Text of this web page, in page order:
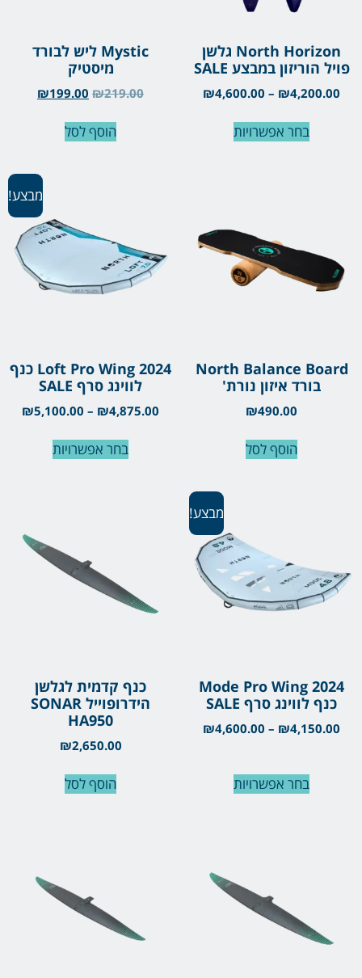
North Horizon גלשן
פויל הוריזון במבצע SALE
₪4,200.00
–
₪4,600.00
בחר אפשרויות
Mystic ליש לבורד
מיסטיק
₪219.00
₪199.00
הוסף לסל
North Balance Board
בורד איזון נורת'
₪490.00
הוסף לסל
מבצע!
Loft Pro Wing 2024 כנף
לווינג סרף SALE
₪4,875.00
–
₪5,100.00
בחר אפשרויות
מבצע!
Mode Pro Wing 2024
כנף לווינג סרף SALE
₪4,150.00
–
₪4,600.00
בחר אפשרויות
כנף קדמית לגלשן
הידרופוייל SONAR
HA950
₪2,650.00
הוסף לסל